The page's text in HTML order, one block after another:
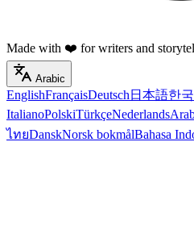
Made with ❤️ for writers and
Arabic
EnglishFrançaisDeutsch 日本語한
ItalianoPolskiTürkçeNederlands
ไทยDanskNorsk bokmålBahasa